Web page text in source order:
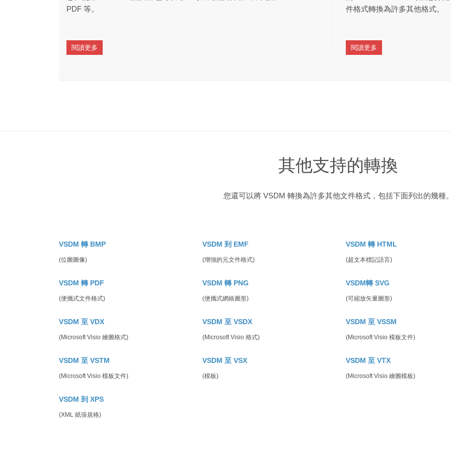
PDF 等。
閱讀更多
件格式轉換為許多其他格式。
閱讀更多
其他支持的轉換
您還可以將 VSDM 轉換為許多其他文件格式，包括下面列出的幾種
VSDM 轉 BMP
(位圖圖像)
VSDM 到 EMF
(增強的元文件格式)
VSDM 轉 HTML
(超文本標記語言)
VSDM 轉 PDF
(便攜式文件格式)
VSDM 轉 PNG
(便攜式網絡圖形)
VSDM轉 SVG
(可縮放矢量圖形)
VSDM 至 VDX
(Microsoft Visio 繪圖格式)
VSDM 至 VSDX
(Microsoft Visio 格式)
VSDM 至 VSSM
(Microsoft Visio 模板文件)
VSDM 至 VSTM
(Microsoft Visio 模板文件)
VSDM 至 VSX
(模板)
VSDM 至 VTX
(Microsoft Visio 繪圖模板)
VSDM 到 XPS
(XML 紙張規格)